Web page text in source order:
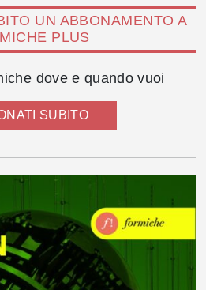
UN ABBONAMENTO A
PLUS
dove e quando vuoi
SUBITO